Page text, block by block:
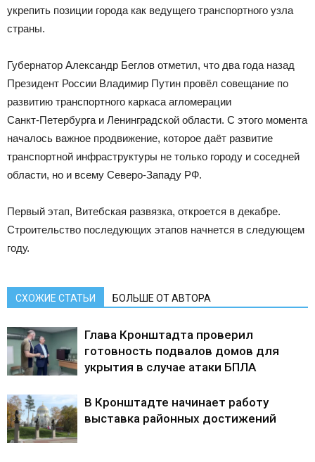
укрепить позиции города как ведущего транспортного узла
страны.
Губернатор Александр Беглов отметил, что два года назад
Президент России Владимир Путин провёл совещание по
развитию транспортного каркаса агломерации
Санкт‑Петербурга и Ленинградской области. С этого момента
началось важное продвижение, которое даёт развитие
транспортной инфраструктуры не только городу и соседней
области, но и всему Северо-Западу РФ.
Первый этап, Витебская развязка, откроется в декабре.
Строительство последующих этапов начнется в следующем
году.
СХОЖИЕ СТАТЬИ БОЛЬШЕ ОТ АВТОРА
Глава Кронштадта проверил
готовность подвалов домов для
укрытия в случае атаки БПЛА
В Кронштадте начинает работу
выставка районных достижений